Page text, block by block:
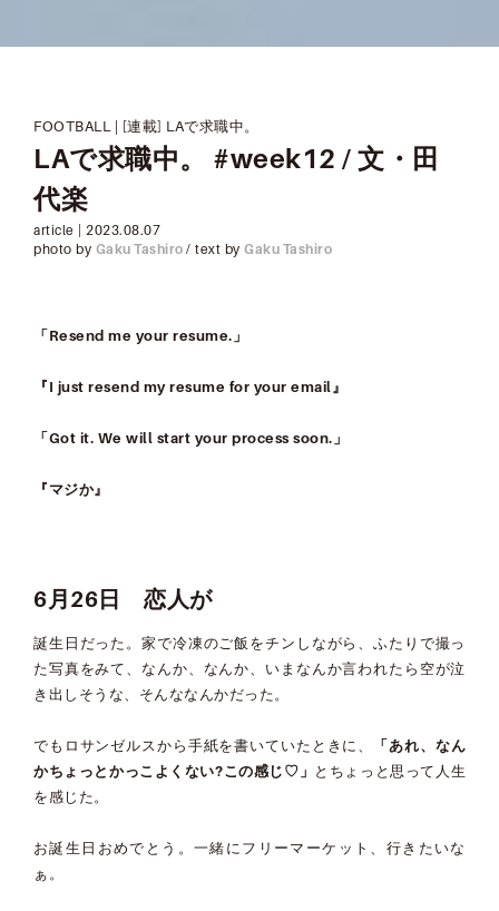
FOOTBALL | [連載] LAで求職中。
LAで求職中。 #week12 / 文・田
代楽
article | 2023.08.07
photo by Gaku Tashiro / text by Gaku Tashiro
「Resend me your resume.」
『I just resend my resume for your email』
「Got it. We will start your process soon.」
『マジか』
6月26日 恋人が
誕生日だった。家で冷凍のご飯をチンしながら、ふたりで撮っ
た写真をみて、なんか、なんか、いまなんか言われたら空が泣
き出しそうな、そんななんかだった。
でもロサンゼルスから手紙を書いていたときに、
「あれ、なん
かちょっとかっこよくない?この感じ♡」 とちょっと思って人生
を感じた。
お誕生日おめでとう。一緒にフリーマーケット、行きたいな
ぁ。